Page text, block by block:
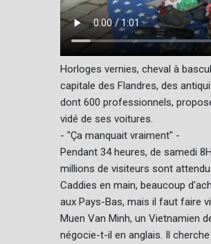
Horloges vernies, cheval à
capitale des Flandres, des
dont 600 professionnels,
vidé de ses voitures.
- "Ça manquait vraiment" -
Pendant 34 heures, de samedi
millions de visiteurs sont
Caddies en main, beaucoup
aux Pays-Bas, mais il faut faire
Muen Van Minh, un Vietnamien
négocie-t-il en anglais. Il